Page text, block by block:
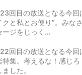
回目の放送となる今回
クと私とお便り”。みな
ージをじっく…
回目の放送となる今回
特集。考えるな！感じろ
ました。